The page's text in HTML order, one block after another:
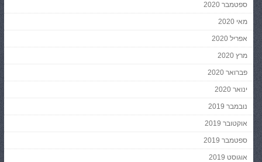
ספטמבר 2020
מאי 2020
אפריל 2020
מרץ 2020
פברואר 2020
ינואר 2020
נובמבר 2019
אוקטובר 2019
ספטמבר 2019
אוגוסט 2019